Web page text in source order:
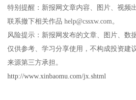
特别提醒：新报网文章内容、图片、视频
联系撤下相关作品 help@cssxw.com。
风险提示：新报网发布的文章、图片、数
仅供参考、学习分享使用，不构成投资建
来源第三方承担。
http://www.xinbaomu.com/jx.shtml